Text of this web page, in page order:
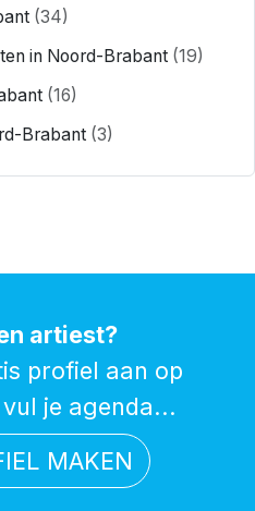
(34)
in Noord-Brabant (19)
(16)
Brabant (3)
artiest?
profiel aan op
je agenda...
MAKEN